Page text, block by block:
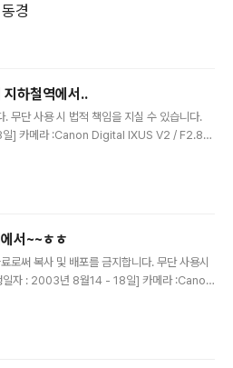
경
하철역에서..
무단 사용 시 법적 책임을 지실 수 있습니다.
] 카메라 :Canon Digital IXUS V2 / F2.8내
서~~ㅎㅎ
로써 복사 및 배포를 금지합니다. 무단 사용시
일자 : 2003년 8월14 - 18일] 카메라 :Canon